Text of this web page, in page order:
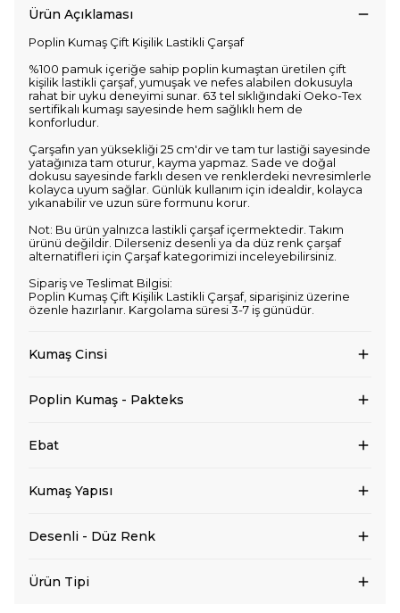
Ürün Açıklaması
Poplin Kumaş Çift Kişilik Lastikli Çarşaf
%100 pamuk içeriğe sahip poplin kumaştan üretilen çift
kişilik lastikli çarşaf, yumuşak ve nefes alabilen dokusuyla
rahat bir uyku deneyimi sunar. 63 tel sıklığındaki Oeko-Tex
sertifikalı kumaşı sayesinde hem sağlıklı hem de
konforludur.
Çarşafın yan yüksekliği 25 cm'dir ve tam tur lastiği sayesinde
yatağınıza tam oturur, kayma yapmaz. Sade ve doğal
dokusu sayesinde farklı desen ve renklerdeki nevresimlerle
kolayca uyum sağlar. Günlük kullanım için idealdir, kolayca
yıkanabilir ve uzun süre formunu korur.
Not: Bu ürün yalnızca lastikli çarşaf içermektedir. Takım
ürünü değildir. Dilerseniz desenli ya da düz renk çarşaf
alternatifleri için Çarşaf kategorimizi inceleyebilirsiniz.
Sipariş ve Teslimat Bilgisi:
Poplin Kumaş Çift Kişilik Lastikli Çarşaf, siparişiniz üzerine
özenle hazırlanır. Kargolama süresi 3-7 iş günüdür.
Kumaş Cinsi
Poplin Kumaş - Pakteks
Ebat
Kumaş Yapısı
Desenli - Düz Renk
Ürün Tipi